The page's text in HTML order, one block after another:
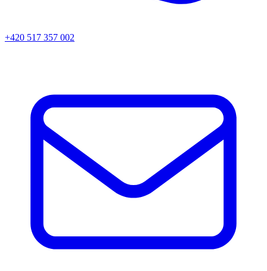
+420 517 357 002